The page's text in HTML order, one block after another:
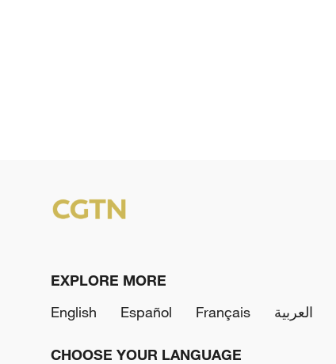
EXPLORE MORE
English
Español Français العربية
CHOOSE YOUR LANGUAGE